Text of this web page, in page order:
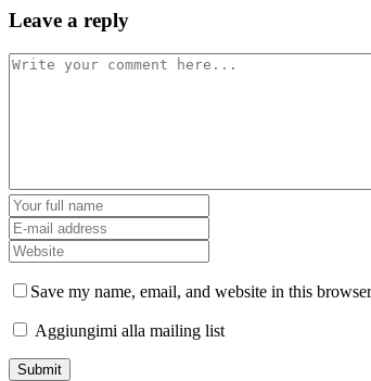
Leave a reply
Save my name, email, and website in this
Aggiungimi alla mailing list